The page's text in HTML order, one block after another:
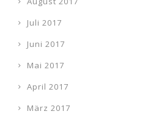
Juli 2017
Juni 2017
Mai 2017
April 2017
März 2017